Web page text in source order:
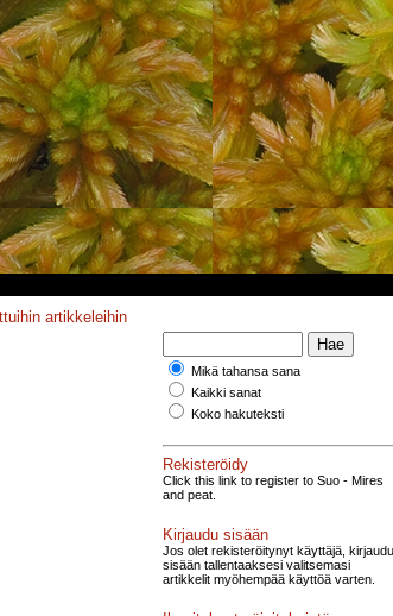
artikkeleihin
Mikä tahansa sana
Kaikki sanat
Koko hakuteksti
Rekisteröidy
Click this link to register to Suo - Mires
and peat.
Kirjaudu sisään
Jos olet rekisteröitynyt käyttäjä, kirjaudu
sisään tallentaaksesi valitsemasi
artikkelit myöhempää käyttöä varten.